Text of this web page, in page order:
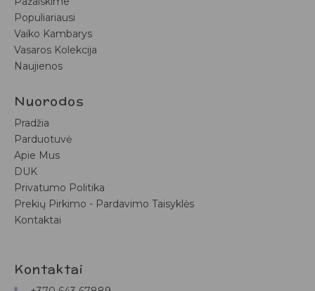
Populiariausi
Vaiko Kambarys
Vasaros Kolekcija
Naujienos
Nuorodos
Pradžia
Parduotuvė
Apie Mus
DUK
Privatumo Politika
Prekių Pirkimo - Pardavimo Taisyklės
Kontaktai
Kontaktai